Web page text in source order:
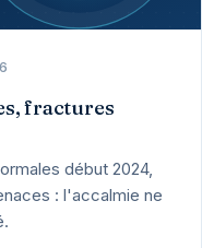
fractures
début 2024,
: l'accalmie ne